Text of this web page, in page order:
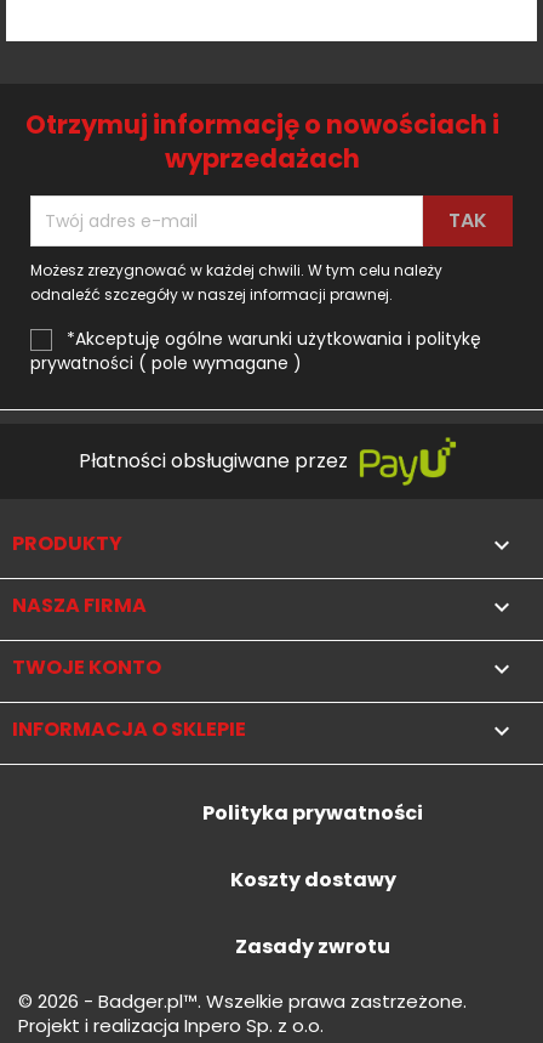
Otrzymuj informację o nowościach i
wyprzedażach
Możesz zrezygnować w każdej chwili. W tym celu należy
odnaleźć szczegóły w naszej informacji prawnej.
*Akceptuję ogólne warunki użytkowania i politykę
prywatności ( pole wymagane )
Płatności obsługiwane przez
PRODUKTY 
NASZA FIRMA 
TWOJE KONTO 
INFORMACJA O SKLEPIE keyboard_arrow_down
Polityka prywatności
Koszty dostawy
Zasady zwrotu
© 2026 - Badger.pl™. Wszelkie prawa zastrzeżone.
Projekt i realizacja Inpero Sp. z o.o.